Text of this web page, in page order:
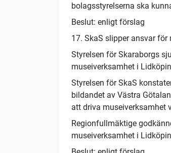
bolagsstyrelserna ska
Beslut: enligt förslag
17. SkaS slipper ansvar
Styrelsen för Skaraborgs
museiverksamhet i
Styrelsen för SkaS
bildandet av Västra
att driva museiverksamhet
Regionfullmäktige
museiverksamhet i